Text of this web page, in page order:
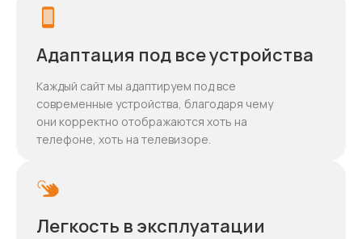
Адаптация под все устройства
Каждый сайт мы адаптируем под все
современные устройства, благодаря чему
они корректно отображаются хоть на
телефоне, хоть на телевизоре.
Легкость в эксплуатации